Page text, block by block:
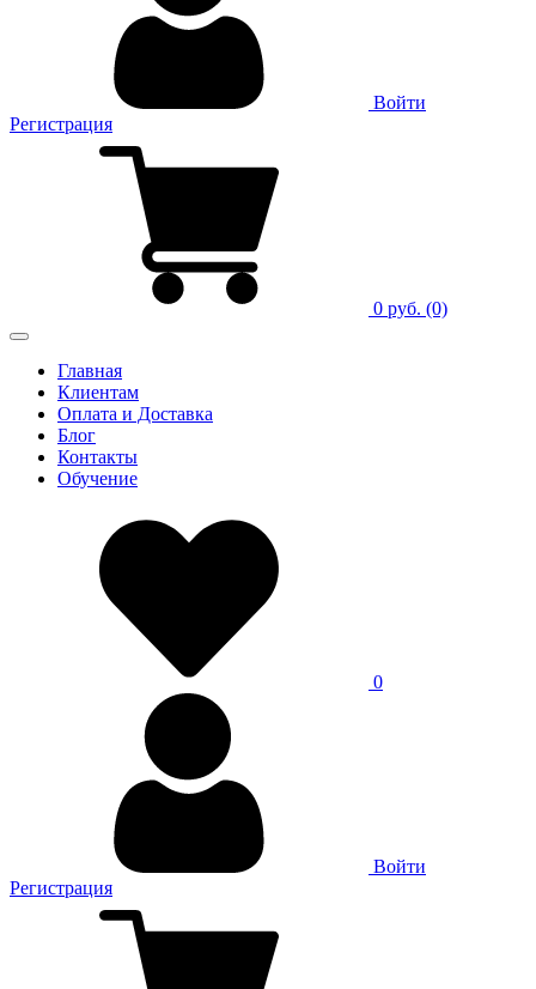
Войти
Регистрация
0 руб. (0)
Главная
Клиентам
Оплата и Доставка
Блог
Контакты
Обучение
0
Войти
Регистрация